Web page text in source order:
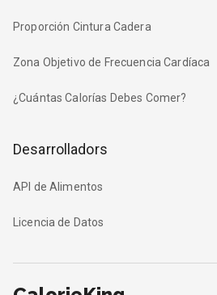
Proporción Cintura Cadera
Zona Objetivo de Frecuencia Cardíaca
¿Cuántas Calorías Debes Comer?
Desarrolladors
API de Alimentos
Licencia de Datos